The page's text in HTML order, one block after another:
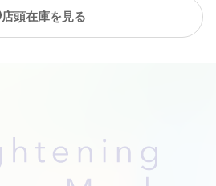
店頭在庫を見る